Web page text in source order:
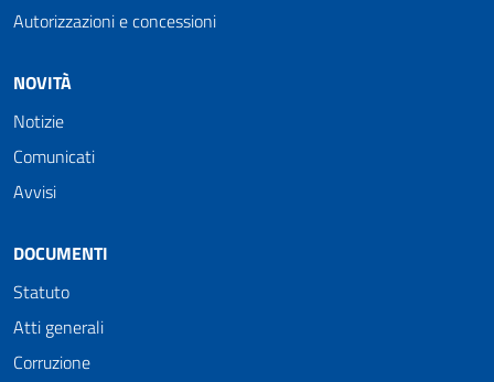
Autorizzazioni e concessioni
NOVITÀ
Notizie
Comunicati
Avvisi
DOCUMENTI
Statuto
Atti generali
Corruzione